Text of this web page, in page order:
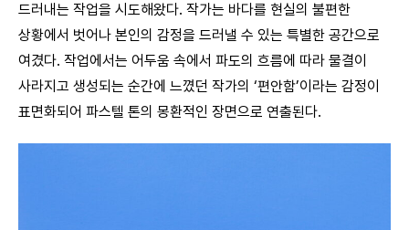
드러내는 작업을 시도해왔다. 작가는 바다를 현실의 불편한
상황에서 벗어나 본인의 감정을 드러낼 수 있는 특별한 공간으로
여겼다. 작업에서는 어두움 속에서 파도의 흐름에 따라 물결이
사라지고 생성되는 순간에 느꼈던 작가의 ‘편안함’이라는 감정이
표면화되어 파스텔 톤의 몽환적인 장면으로 연출된다.